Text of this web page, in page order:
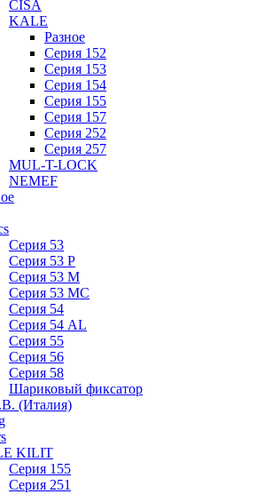
CISA
KALE
Разное
Серия 152
Серия 153
Серия 154
Серия 155
Серия 157
Серия 252
Серия 257
MUL-T-LOCK
NEMEF
Серия 53
Серия 53 P
Серия 53 М
Серия 53 МC
Серия 54
Серия 54 AL
Серия 55
Серия 56
Серия 58
Шариковый фиксатор
(Италия)
KILIT
Серия 155
Серия 251